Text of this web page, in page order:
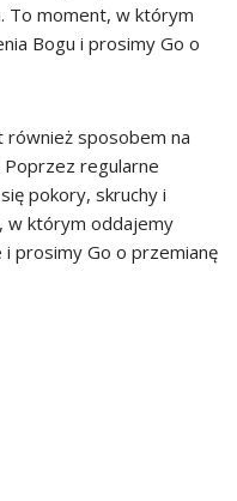
To moment, w którym
Bogu i prosimy Go o
również sposobem na
regularne
pokory, skruchy i
w którym oddajemy
prosimy Go o przemianę